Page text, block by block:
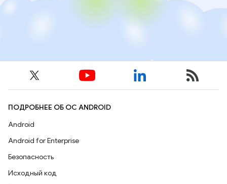
ПОДРОБНЕЕ ОБ ОС ANDROID
Android
Android for Enterprise
Безопасность
Исходный код